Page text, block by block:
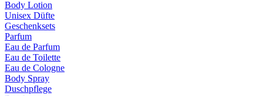
Body Lotion
Unisex Düfte
Geschenksets
Parfum
Eau de Parfum
Eau de Toilette
Eau de Cologne
Body Spray
Duschpflege